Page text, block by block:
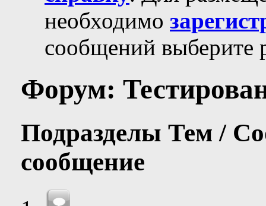
необходимо
сообщений выберите
Форум:
Подразделы Тем /
сообщение